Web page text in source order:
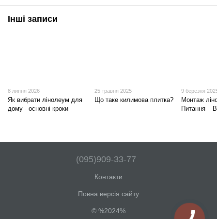
Інші записи
8 липня 2026
Як вибрати лінолеум для
дому - основні кроки
25 травня 2025
Що таке килимова плитка?
9 березня
Монтаж
Питання –
(095)909-33-77
Контакти
Повна версія сайту
© %2024%